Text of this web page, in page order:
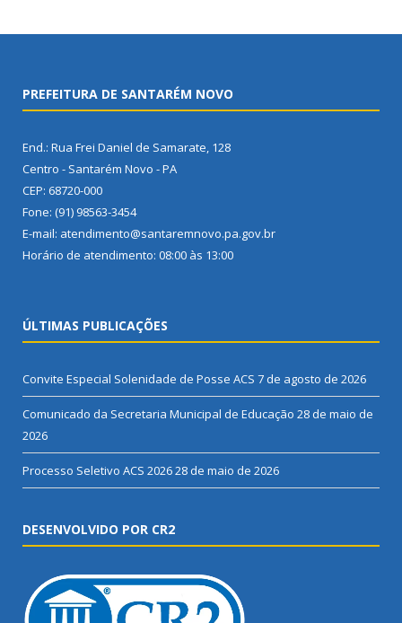
PREFEITURA DE SANTARÉM NOVO
End.: Rua Frei Daniel de Samarate, 128
Centro - Santarém Novo - PA
CEP: 68720-000
Fone: (91) 98563-3454
E-mail: atendimento@santaremnovo.pa.gov.br
Horário de atendimento: 08:00 às 13:00
ÚLTIMAS PUBLICAÇÕES
Convite Especial Solenidade de Posse ACS 7 de agosto de 2026
Comunicado da Secretaria Municipal de Educação 28 de maio de
2026
Processo Seletivo ACS 202628 de maio de 2026
DESENVOLVIDO POR CR2